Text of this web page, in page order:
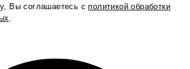
Вы соглашаетесь сполитикой обработки